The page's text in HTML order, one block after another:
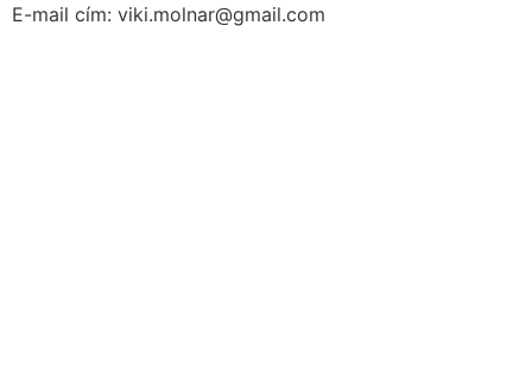
E-mail cím: viki.molnar@gmail.com